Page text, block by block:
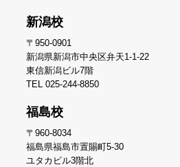
新潟校
〒950-0901
新潟県新潟市中央区弁天1-1-22
東信新潟ビル7階
TEL 025-244-8850
福島校
〒960-8034
福島県福島市置賜町5-30
ユタカビル3階北